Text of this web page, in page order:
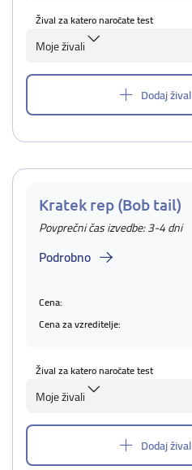
Žival za katero naročate test
Moje živali
Dodaj žival
Kratek rep (Bob tail)
Povprečni čas izvedbe: 3-4 dni
Podrobno
Cena:
Cena za vzreditelje:
Žival za katero naročate test
Moje živali
Dodaj žival